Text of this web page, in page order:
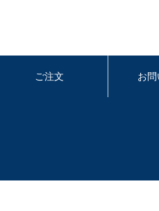
ご注文 お